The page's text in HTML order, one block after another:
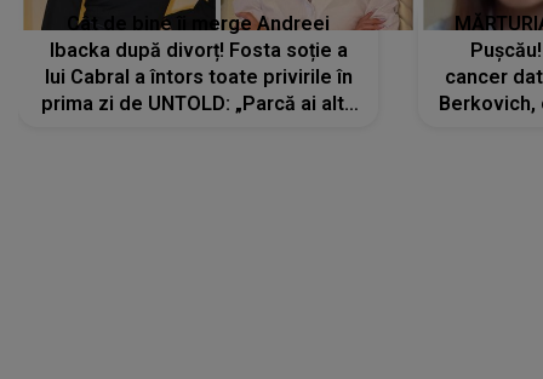
Cât de bine îi merge Andreei
Ibacka după divorț! Fosta soție a
lui Cabral a întors toate privirile în
prima zi de UNTOLD: „Parcă ai altă
cancer
Berkovich,